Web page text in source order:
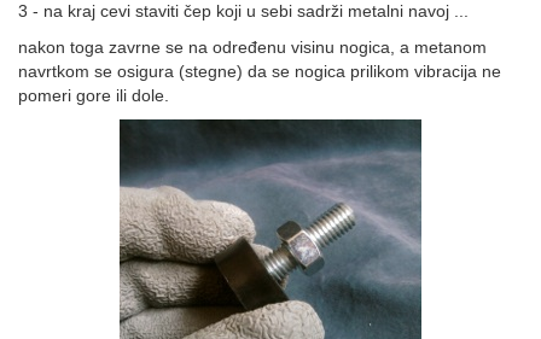
3 - na kraj cevi staviti čep koji u sebi sadrži metalni navoj ...
nakon toga zavrne se na određenu visinu nogica, a metanom
navrtkom se osigura (stegne) da se nogica prilikom vibracija ne
pomeri gore ili dole.